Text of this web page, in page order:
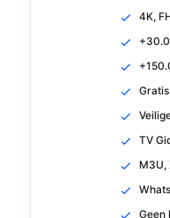
4K,
TV
M3U,
Geen